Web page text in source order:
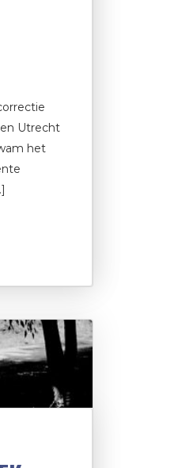
Utrecht
het